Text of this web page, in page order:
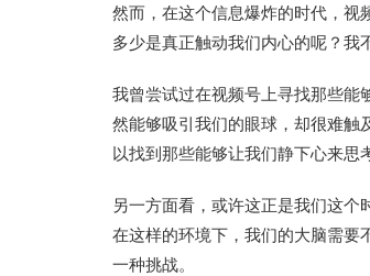
然而，在这个信息爆炸的时代，视
多少是真正触动我们内心的呢？我
我曾尝试过在视频号上寻找那些能
然能够吸引我们的眼球，却很难触
以找到那些能够让我们静下心来思
另一方面看，或许这正是我们这个
在这样的环境下，我们的大脑需要
一种挑战。